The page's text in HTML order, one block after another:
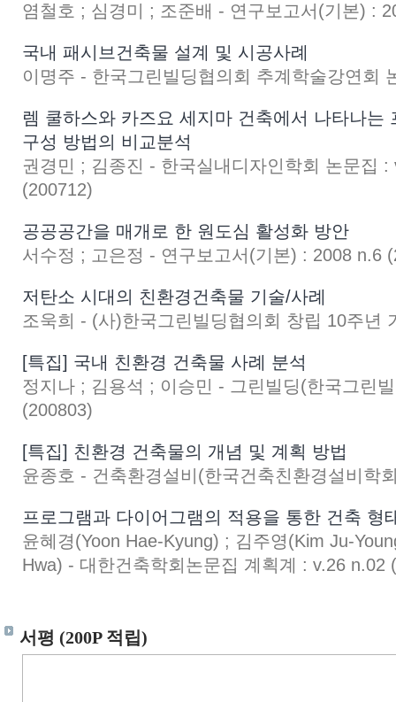
염철호 ; 심경미 ; 조준배 - 연구보고서(기본) :
국내 패시브건축물 설계 및 시공사례
이명주 - 한국그린빌딩협의회 추계학술강연회
렘 쿨하스와 카즈요 세지마 건축에서 나타나는
구성 방법의 비교분석
권경민 ; 김종진 - 한국실내디자인학회 논문집
(200712)
공공공간을 매개로 한 원도심 활성화 방안
서수정 ; 고은정 - 연구보고서(기본) : 2008 n.6
저탄소 시대의 친환경건축물 기술/사례
조욱희 - (사)한국그린빌딩협의회 창립 10주년
[특집] 국내 친환경 건축물 사례 분석
정지나 ; 김용석 ; 이승민 - 그린빌딩(한국그린
(200803)
[특집] 친환경 건축물의 개념 및 계획 방법
윤종호 - 건축환경설비(한국건축친환경설비학
프로그램과 다이어그램의 적용을 통한 건축 형
윤혜경(Yoon Hae-Kyung) ; 김주영(Kim Ju-
Hwa) - 대한건축학회논문집 계획계 : v.26 n.02